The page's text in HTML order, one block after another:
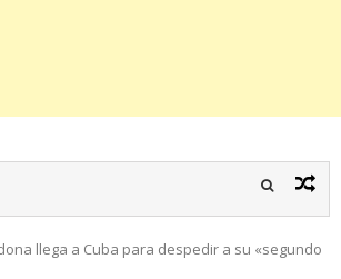
llega a Cuba para despedir a su «segundo